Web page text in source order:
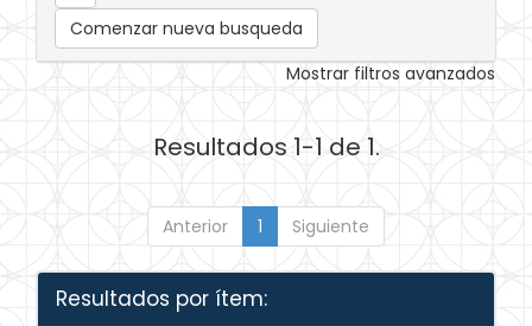
Comenzar nueva busqueda
Mostrar filtros avanzados
Resultados 1-1 de 1.
Anterior 1 Siguiente
Resultados por ítem: